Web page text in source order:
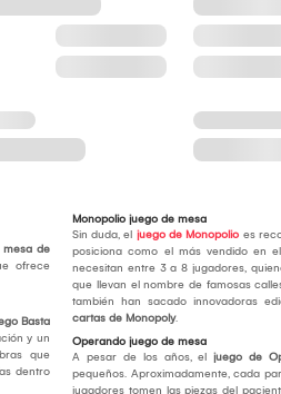
de
ofrece
Basta
y un
que
dentro
Monopolio juego de mesa
Sin duda, el juego de Monopolio es
posiciona como el más vendido en
necesitan entre 3 a 8 jugadores,
que llevan el nombre de famosas
también han sacado innovadoras
cartas de Monopoly.
Operando juego de mesa
A pesar de los años, eljuego de
pequeños. Aproximadamente, cada
jugadores tomen las piezas del